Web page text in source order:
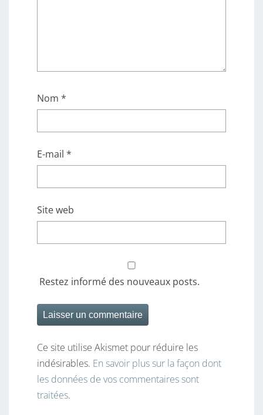
Nom *
E-mail *
Site web
Restez informé des nouveaux posts.
Ce site utilise Akismet pour réduire les
indésirables. En savoir plus sur la façon dont
les données de vos commentaires sont
traitées.